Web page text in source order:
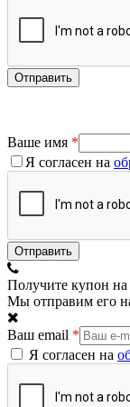
Ваше имя *
Я согласен на
Получите купон на
Мы отправим его
Ваш email *
Я согласен на